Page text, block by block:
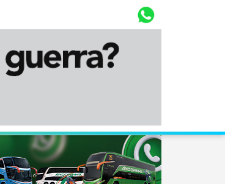
Diário Corumbaense